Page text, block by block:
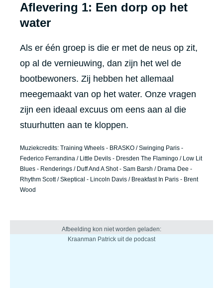
Aflevering 1: Een dorp op het
water
Als er één groep is die er met de neus op zit,
op al de vernieuwing, dan zijn het wel de
bootbewoners. Zij hebben het allemaal
meegemaakt van op het water. Onze vragen
zijn een ideaal excuus om eens aan al die
stuurhutten aan te kloppen.
Muziekcredits: Training Wheels - BRASKO / Swinging Paris -
Federico Ferrandina / Little Devils - Dresden The Flamingo / Low Lit
Blues - Renderings / Duff And A Shot - Sam Barsh / Drama Dee -
Rhythm Scott / Skeptical - Lincoln Davis / Breakfast In Paris - Brent
Wood